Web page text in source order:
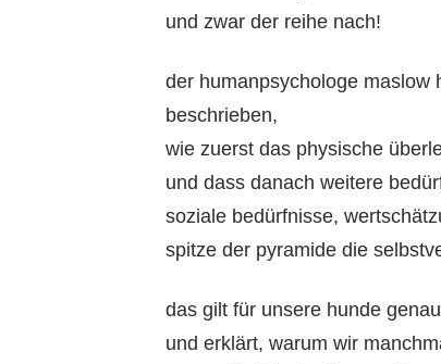
und zwar der reihe nach!
der humanpsychologe maslow
beschrieben,
wie zuerst das physische
und dass danach weitere
soziale bedürfnisse,
spitze der pyramide die
das gilt für unsere hunde
und erklärt, warum wir